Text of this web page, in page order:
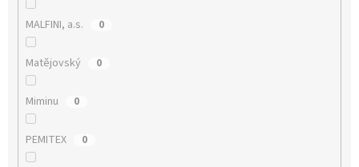
MALFINI, a.s. 0
Matějovský 0
Miminu 0
PEMITEX 0